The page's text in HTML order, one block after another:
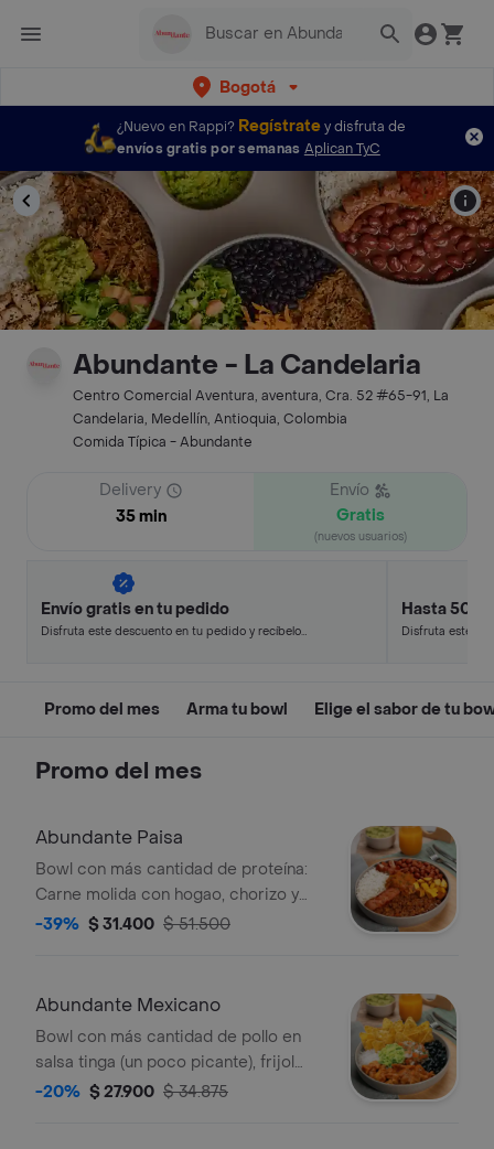
Bogotá
¿Nuevo en Rappi? Regístratey disfruta de
envíos gratis por semanas Aplican TyC
Abundante - La Candelaria
Centro Comercial Aventura, aventura, Cra. 52 #65-91, La
Candelaria, Medellín, Antioquia, Colombia
Comida Típica - Abundante
Delivery
35 min
Envío
Gratis
(nuevos usuarios)
Envío gratis en tu pedido
Disfruta este descuento en tu pedido y recíbelo
Hasta 50%
Disfruta este
Promo del mes Arma tu bowl Elige el sabor de tu
Promo del mes
Abundante Paisa
Bowl con más cantidad de proteína:
Carne molida con hogao, chorizo y
chicharroncitos acompañado de frijol
-39% $ 31.400 $ 51.500
Abundante Mexicano
Bowl con más cantidad de pollo en
salsa tinga (un poco picante), frijol
negro, guacamole, pico de gallo,
-20% $ 27.900 $ 34.875